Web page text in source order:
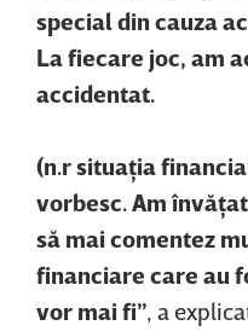
special din cauza
La fiecare joc, am
accidentat.
(n.r situaţia
vorbesc. Am
să mai comentez
financiare care au
vor mai fi” , a